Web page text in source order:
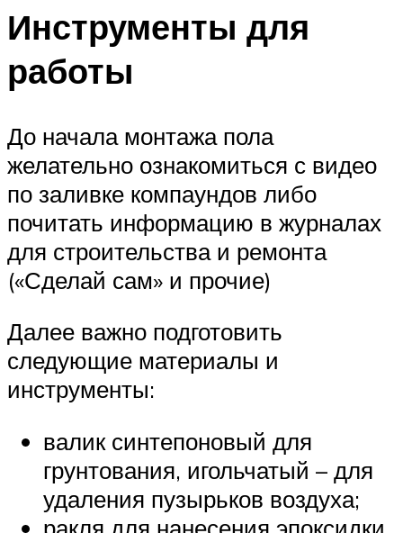
Инструменты для
работы
До начала монтажа пола
желательно ознакомиться с видео
по заливке компаундов либо
почитать информацию в журналах
для строительства и ремонта
(«Сделай сам» и прочие)
Далее важно подготовить
следующие материалы и
инструменты:
валик синтепоновый для
грунтования, игольчатый – для
удаления пузырьков воздуха;